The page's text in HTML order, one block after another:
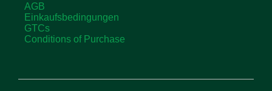
AGB
Einkaufsbedingungen
GTCs
Conditions of Purchase